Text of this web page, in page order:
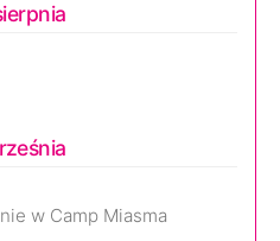
w Camp Miasma